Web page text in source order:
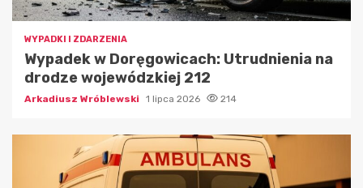
WYPADKI I ZDARZENIA
Wypadek w Doręgowicach: Utrudnienia na
drodze wojewódzkiej 212
Arkadiusz Wróblewski 1 lipca 2026 214